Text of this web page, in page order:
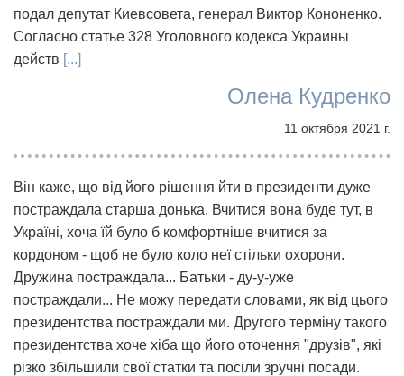
подал депутат Киевсовета, генерал Виктор Кононенко.
Согласно статье 328 Уголовного кодекса Украины
действ [...]
Олена Кудренко
11 октября 2021 г.
Він каже, що від його рішення йти в президенти дуже
постраждала старша донька. Вчитися вона буде тут, в
Україні, хоча їй було б комфортніше вчитися за
кордоном - щоб не було коло неї стільки охорони.
Дружина постраждала... Батьки - ду-у-уже
постраждали... Не можу передати словами, як від цього
президентства постраждали ми. Другого терміну такого
президентства хоче хіба що його оточення "друзів", які
різко збільшили свої статки та посіли зручні посади.